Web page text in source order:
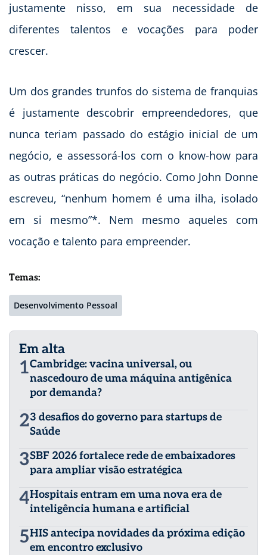
justamente nisso, em sua necessidade de
diferentes talentos e vocações para poder
crescer.
Um dos grandes trunfos do sistema de franquias
é justamente descobrir empreendedores, que
nunca teriam passado do estágio inicial de um
negócio, e assessorá-los com o know-how para
as outras práticas do negócio. Como John Donne
escreveu, “nenhum homem é uma ilha, isolado
em si mesmo”*. Nem mesmo aqueles com
vocação e talento para empreender.
Temas:
Desenvolvimento Pessoal
Em alta
1Cambridge: vacina universal, ou
nascedouro de uma máquina antigênica
por demanda?
23 desafios do governo para startups de
Saúde
3SBF 2026 fortalece rede de embaixadores
para ampliar visão estratégica
4Hospitais entram em uma nova era de
inteligência humana e artificial
5HIS antecipa novidades da próxima edição
em encontro exclusivo